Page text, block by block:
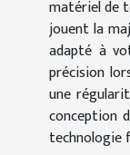
matériel de
jouent la
adapté à
précision
une
conception
technologie